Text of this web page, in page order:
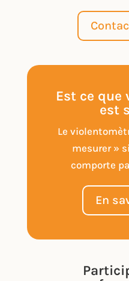
Est ce
est
Le
mesurer »
comporte
En